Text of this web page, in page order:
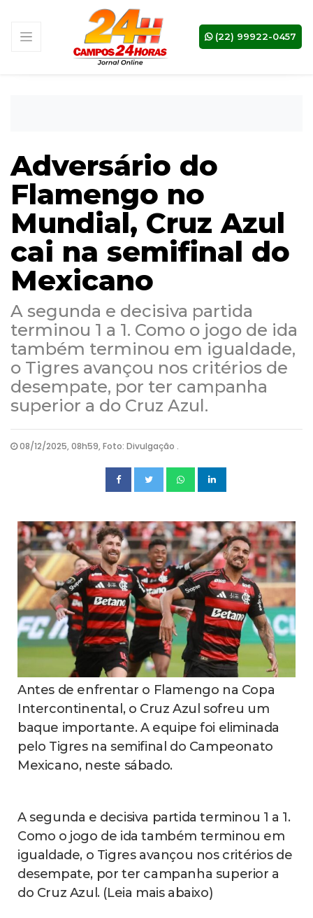
(22) 99922-0457
Adversário do
Flamengo no
Mundial, Cruz Azul
cai na semifinal do
Mexicano
A segunda e decisiva partida
terminou 1 a 1. Como o jogo de ida
também terminou em igualdade,
o Tigres avançou nos critérios de
desempate, por ter campanha
superior a do Cruz Azul.
08/12/2025, 08h59, Foto: Divulgação .
Antes de enfrentar o Flamengo na Copa
Intercontinental, o Cruz Azul sofreu um
baque importante. A equipe foi eliminada
pelo Tigres na semifinal do Campeonato
Mexicano, neste sábado.
A segunda e decisiva partida terminou 1 a 1.
Como o jogo de ida também terminou em
igualdade, o Tigres avançou nos critérios de
desempate, por ter campanha superior a
do Cruz Azul. (Leia mais abaixo)